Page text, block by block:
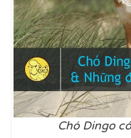
Chó Dingo